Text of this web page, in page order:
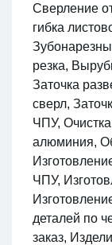
Сверление
гибка
резка,
Заточка
сверл,
ЧПУ,
алюминия,
ЧПУ,
деталей по
заказ,